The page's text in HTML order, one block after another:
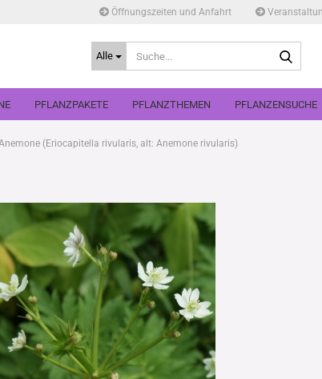
Öffnungszeiten und Anfahrt
Alle
PFLANZPAKETE PFLANZTHEMEN PFLANZENSUCHE
(Eriocapitella rivularis, alt: Anemone rivularis)